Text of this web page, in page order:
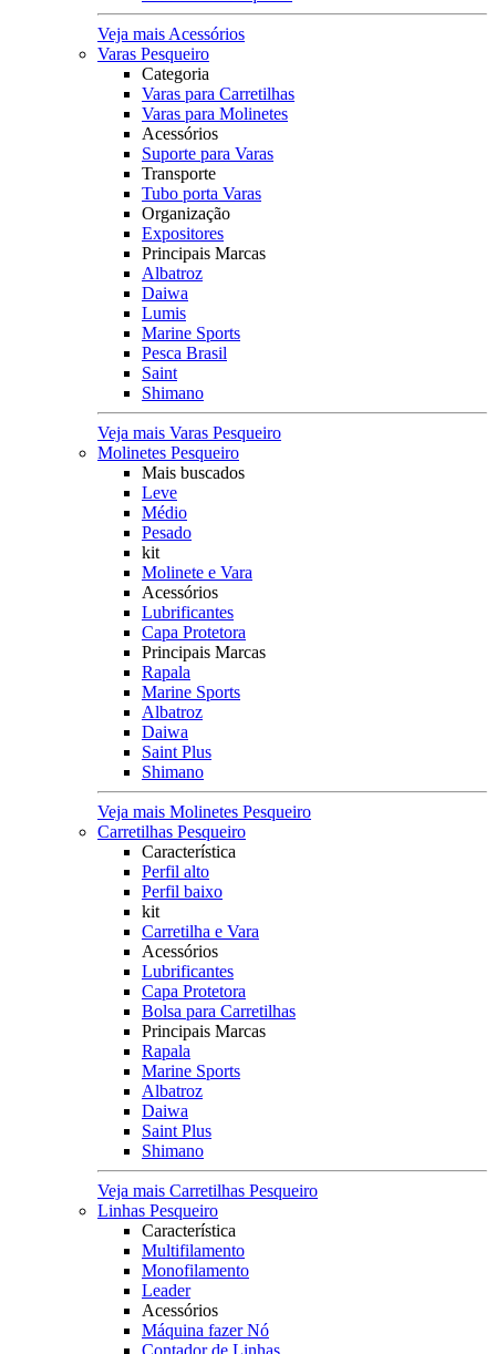
Veja mais Acessórios
Varas Pesqueiro
Categoria
Varas para Carretilhas
Varas para Molinetes
Acessórios
Suporte para Varas
Transporte
Tubo porta Varas
Organização
Expositores
Principais Marcas
Albatroz
Daiwa
Lumis
Marine Sports
Pesca Brasil
Saint
Shimano
Veja mais Varas Pesqueiro
Molinetes Pesqueiro
Mais buscados
Leve
Médio
Pesado
kit
Molinete e Vara
Acessórios
Lubrificantes
Capa Protetora
Principais Marcas
Rapala
Marine Sports
Albatroz
Daiwa
Saint Plus
Shimano
Veja mais Molinetes Pesqueiro
Carretilhas Pesqueiro
Característica
Perfil alto
Perfil baixo
kit
Carretilha e Vara
Acessórios
Lubrificantes
Capa Protetora
Bolsa para Carretilhas
Principais Marcas
Rapala
Marine Sports
Albatroz
Daiwa
Saint Plus
Shimano
Veja mais Carretilhas Pesqueiro
Linhas Pesqueiro
Característica
Multifilamento
Monofilamento
Leader
Acessórios
Máquina fazer Nó
Contador de Linhas